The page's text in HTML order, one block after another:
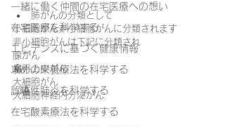
一緒に働く仲間の在宅医療への想い
在宅医療を科学する
エビデンスに基づく健康情報
攻めの栄養療法を科学する
誤嚥性肺炎を科学する
在宅酸素療法を科学する
肺がんの分類として
小細胞がん非小細胞がんに分類されます
非小細胞がんは下記に分類され
腺がん
扁平上皮がん
大細胞がん
大細胞神経内分泌がん